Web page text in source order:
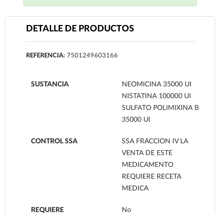
DETALLE DE PRODUCTOS
REFERENCIA: 7501249603166
SUSTANCIA
NEOMICINA 35000 UI
NISTATINA 100000 UI
SULFATO POLIMIXINA B
35000 UI
CONTROL SSA
SSA FRACCION IV LA
VENTA DE ESTE
MEDICAMENTO
REQUIERE RECETA
MEDICA
REQUIERE
No